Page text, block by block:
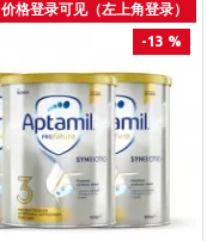
价格登录可见（左上角登录）
-13 %